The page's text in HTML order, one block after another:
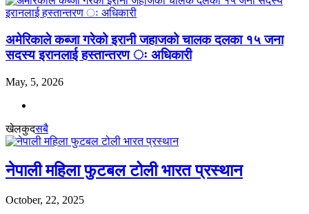
अमेरिकाले कब्जा गरेको इरानी जहाजको चालक दलका १५ जना
सदस्य इरानलाई हस्तान्तरण ः अधिकारी
May, 5, 2026
खेलकुदसबै
नेपाली महिला फुटबल टोली भारत प्रस्थान
October, 22, 2025